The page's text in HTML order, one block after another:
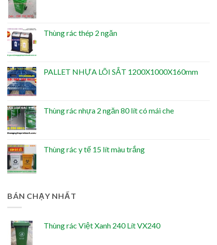
Thùng rác thép 2 ngăn
PALLET NHỰA LÕI SẮT 1200X1000X160mm
Thùng rác nhựa 2 ngăn 80 lít có mái che
Thùng rác y tế 15 lít màu trắng
BÁN CHẠY NHẤT
Thùng rác Việt Xanh 240 Lít VX240